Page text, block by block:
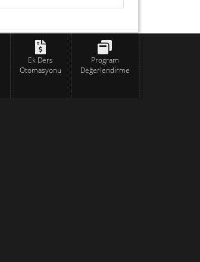
Ek Ders
Otomasyonu
Program
Değerlendirme